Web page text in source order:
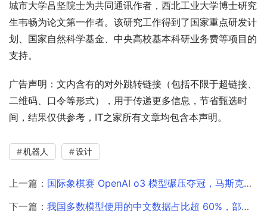
城市大学吕坚院士为共同通讯作者，西北工业大学博士研究
生韦畅为论文第一作者。该研究工作得到了国家重点研发计
划、国家自然科学基金、中央高校基本科研业务费等项目的
支持。
广告声明：文内含有的对外跳转链接（包括不限于超链接、
二维码、口令等形式），用于传递更多信息，节省甄选时
间，结果仅供参考，IT之家所有文章均包含本声明。
机器人 设计
上一篇： 国际象棋赛 OpenAI o3 模型碾压夺冠，马斯克的 Grok 决赛遭零封
下一篇： 我国多数模型使用的中文数据占比超 60%，部分已达 80%